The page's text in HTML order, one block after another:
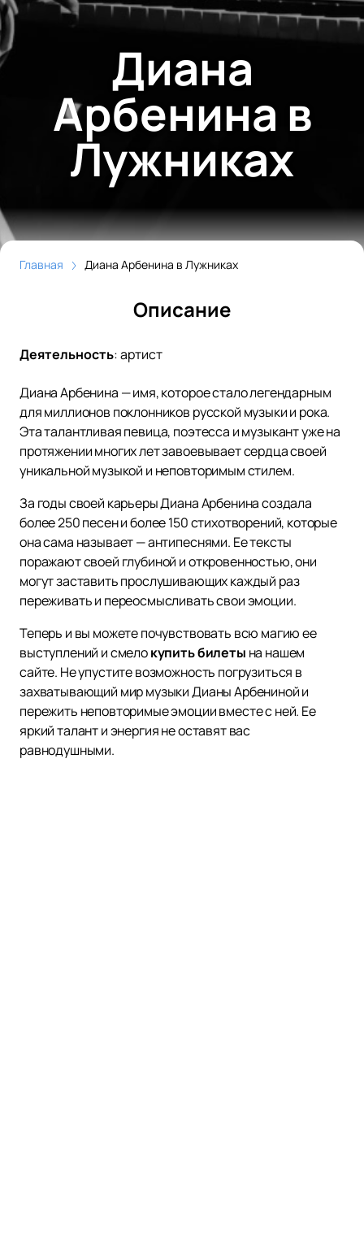
Диана
Арбенина в
Лужниках
Главная Диана Арбенина в Лужниках
Описание
Деятельность:артист
Диана Арбенина — имя, которое стало легендарным
для миллионов поклонников русской музыки и рока.
Эта талантливая певица, поэтесса и музыкант уже на
протяжении многих лет завоевывает сердца своей
уникальной музыкой и неповторимым стилем.
За годы своей карьеры Диана Арбенина создала
более 250 песен и более 150 стихотворений, которые
она сама называет — антипеснями. Ее тексты
поражают своей глубиной и откровенностью, они
могут заставить прослушивающих каждый раз
переживать и переосмысливать свои эмоции.
Теперь и вы можете почувствовать всю магию ее
выступлений и смелокупить билеты на нашем
сайте. Не упустите возможность погрузиться в
захватывающий мир музыки Дианы Арбениной и
пережить неповторимые эмоции вместе с ней. Ее
яркий талант и энергия не оставят вас
равнодушными.